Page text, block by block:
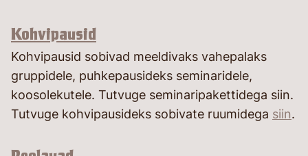
Kohvipausid
Kohvipausid sobivad meeldivaks vahepalaks
gruppidele, puhkepausideks seminaridele,
koosolekutele. Tutvuge seminaripakettidega siin.
Tutvuge kohvipausideks sobivate ruumidega siin.